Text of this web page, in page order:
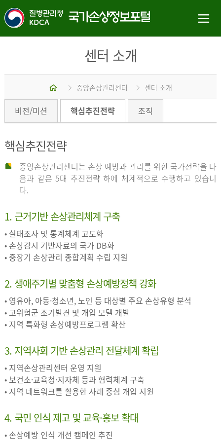
센터 소개
중앙손상관리센터 센터 소개
비전/미션 핵심추진전략 조직
핵심추진전략
중앙손상관리센터는 손상 예방과 관리를 위한 국가전략을 다
음과 같은 5대 추진전략 하에 체계적으로 수행하고 있습니
다.
1. 근거기반 손상관리체계 구축
• 실태조사 및 통계체계 고도화
• 손상감시 기반자료의 국가 DB화
• 중장기 손상관리 종합계획 수립 지원
2. 생애주기별 맞춤형 손상예방정책 강화
• 영유아, 아동·청소년, 노인 등 대상별 주요 손상유형 분석
• 고위험군 조기발견 및 개입 모델 개발
• 지역 특화형 손상예방프로그램 확산
3. 지역사회 기반 손상관리 전달체계 확립
• 지역손상관리센터 운영 지원
• 보건소·교육청·지자체 등과 협력체계 구축
• 지역 네트워크를 활용한 사례 중심 개입 지원
4. 국민 인식 제고 및 교육·홍보 확대
• 손상예방 인식 개선 캠페인 추진